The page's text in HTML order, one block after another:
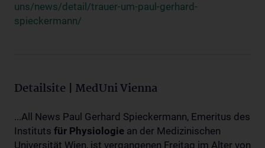
uns/news/detail/trauer-um-paul-gerhard-
spieckermann/
Detailsite | MedUni Vienna
...All News Paul Gerhard Spieckermann, Emeritus des
Instituts für Physiologie an der Medizinischen
Universität Wien, ist vergangenen Freitag im Alter von